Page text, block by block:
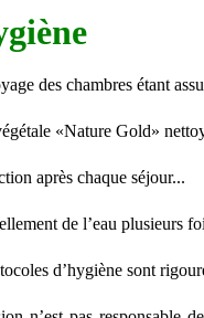
des chambres étant
«Nature Gold»
après chaque séjour...
de l’eau plusieurs
d’hygiène sont